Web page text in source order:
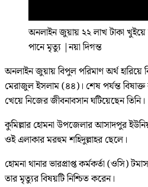
অনলাইন জুয়ায় ২২ লাখ টাকা খুইয়ে
পানে মৃত্যু |নয়া দিগন্ত
অনলাইন জুয়ায় বিপুল পরিমাণ অর্থ হারিয়ে
মেরাজুল ইসলাম (৪৪)। শেষ পর্যন্ত
খেয়ে নিজের জীবনাবসান ঘটিয়েছেন তিনি।
কুমিল্লার হোমনা উপজেলার আসাদপুর
ওই এলাকার মরহুম শহিদুল্লাহর ছেলে।
হোমনা থানার ভারপ্রাপ্ত কর্মকর্তা (ওসি)
তার মৃত্যুর বিষয়টি নিশ্চিত করেন।